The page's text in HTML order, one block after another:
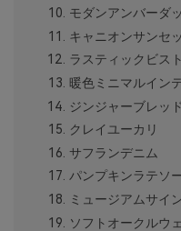
モダンアンバーダ
キャニオンサンセ
ラスティックビス
暖色ミニマルイン
ジンジャーブレッ
クレイユーカリ
サフランデニム
パンプキンラテソ
ミュージアムサイ
ソフトオークルウ